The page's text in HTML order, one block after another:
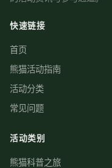
快速链接
首页
熊猫活动指南
活动分类
常见问题
活动类别
熊猫科普之旅